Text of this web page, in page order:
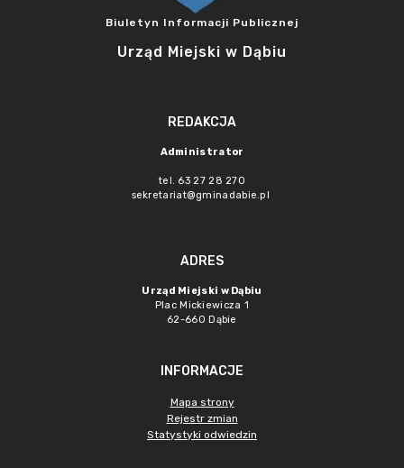
Biuletyn Informacji Publicznej
Urząd Miejski w Dąbiu
REDAKCJA
Administrator
tel. 63 27 28 270
sekretariat@gminadabie.pl
ADRES
Urząd Miejski w Dąbiu
Plac Mickiewicza 1
62-660 Dąbie
INFORMACJE
Mapa strony
Rejestr zmian
Statystyki odwiedzin